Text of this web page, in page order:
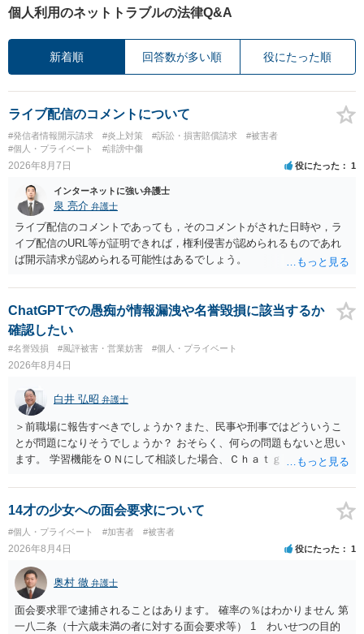
個人利用のネットトラブルの法律Q&A
新着順 回答数が多い順 役にたった順
ライブ配信のコメントについて
#発信者情報開示請求 #炎上対策 #訴訟・損害賠償請求
#被害者
#個人・プライベート
#誹謗中傷
2026年8月7日 役にたった 1
インターネットに強い弁護士
泉 亮介 弁護士
ライブ配信のコメントであっても，そのコメントがされた日時や，ラ
イブ配信のURL等が証明できれば，権利侵害が認められるものであれ
ば開示請求が認められる可能性はあるでしょう。
ChatGPTでの愚痴が情報漏洩や名誉毀損に該当するか
確認したい
#名誉毀損 #風評被害・営業妨害 #個人・プライベート
2026年8月4日
白井 弘昭 弁護士
＞前職場に報告すべきでしょうか？また、民事や刑事ではどういうこ
とが問題になりそうでしょうか？ おそらく、何らの問題もないと思い
ます。 学習機能をＯＮにして相談した場合、Ｃｈａｔｇｐｔがｏｐｅ
する可能性がありますが、個人名や会社名を特定していない限り、一
般論として抽象化されて回答に織り込まれる可能性が生じるにすぎま
せんので、その情報自体が、秘密情報に当たるとは思えませんし、名
誉棄損として、個人や会社に対する誹謗中傷の不特定多数への公開に
当たるとも思われません。 もちろん、誰がその内容をｃｈａｔｇｐｔ
に入力したかも第三者にしられることはないので、個人や会社の特定
をせずに書き込んだことで（おそらく特定して書き込んだとして
も）、相談者さんが刑事民事の責任に問われることはないでしょう。
私見ながらご参考まで。
14才の少女への面会要求について
#個人・プライベート #加害者 #被害者
2026年8月4日 役にたった 1
奥村 徹 弁護士
面会要求罪で逮捕されることはあります。 確率の％はわかりません 第
一八二条（十六歳未満の者に対する面会要求等） 1 わいせつの目的